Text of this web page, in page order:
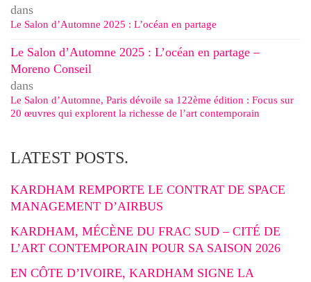
dans
Le Salon d’Automne 2025 : L’océan en partage
Le Salon d’Automne 2025 : L’océan en partage –
Moreno Conseil
dans
Le Salon d’Automne, Paris dévoile sa 122ème édition : Focus sur
20 œuvres qui explorent la richesse de l’art contemporain
LATEST POSTS.
KARDHAM REMPORTE LE CONTRAT DE SPACE
MANAGEMENT D’AIRBUS
KARDHAM, MÉCÈNE DU FRAC SUD – CITÉ DE
L’ART CONTEMPORAIN POUR SA SAISON 2026
EN CÔTE D’IVOIRE, KARDHAM SIGNE LA